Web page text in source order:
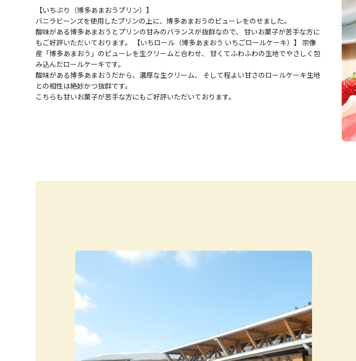
【いちぷり（博多あまおうプリン）】
バニラビーンズを使用したプリンの上に、博多あまおうのピューレをのせました。
酸味がある博多あまおうとプリンの甘みのバランスが抜群なので、 甘いお菓子が苦手な方に
もご好評いただいております。 【いちロール（博多あまおう いちごロールケーキ）】 宗像
産「博多あまおう」のピューレを生クリームと合わせ、 甘くてふわふわの生地でやさしく包
み込んだロールケーキです。
酸味がある博多あまおうだから、濃厚な生クリーム、 そして程よい甘さのロールケーキ生地
との相性は絶妙かつ抜群です。
こちらも甘いお菓子が苦手な方にもご好評いただいております。